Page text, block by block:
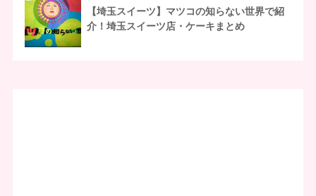
【埼玉スイーツ】マツコの知らない世界で紹
介！埼玉スイーツ店・ケーキまとめ